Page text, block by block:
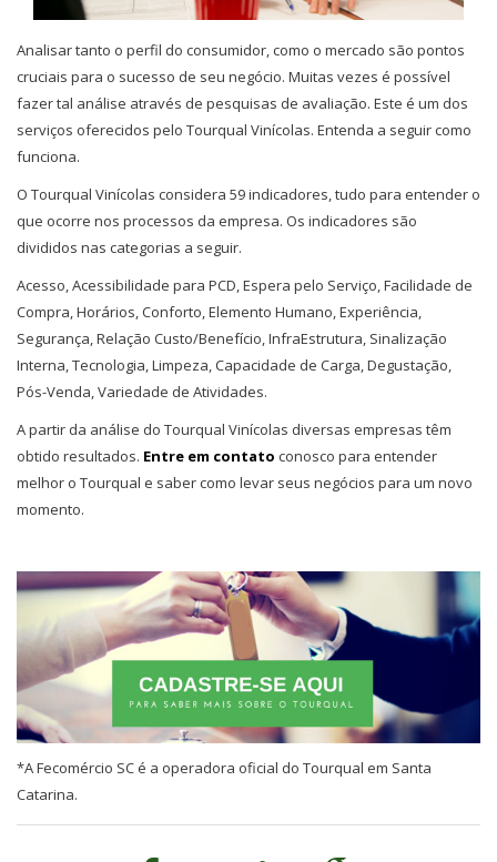
Analisar tanto o perfil do consumidor, como o mercado são pontos
cruciais para o sucesso de seu negócio. Muitas vezes é possível
fazer tal análise através de pesquisas de avaliação. Este é um dos
serviços oferecidos pelo Tourqual Vinícolas. Entenda a seguir como
funciona.
O Tourqual Vinícolas considera 59 indicadores, tudo para entender o
que ocorre nos processos da empresa. Os indicadores são
divididos nas categorias a seguir.
Acesso, Acessibilidade para PCD, Espera pelo Serviço, Facilidade de
Compra, Horários, Conforto, Elemento Humano, Experiência,
Segurança, Relação Custo/Benefício, InfraEstrutura, Sinalização
Interna, Tecnologia, Limpeza, Capacidade de Carga, Degustação,
Pós-Venda, Variedade de Atividades.
A partir da análise do Tourqual Vinícolas diversas empresas têm
obtido resultados. Entre em contato conosco para entender
melhor o Tourqual e saber como levar seus negócios para um novo
momento.
*A Fecomércio SC é a operadora oficial do Tourqual em Santa
Catarina.